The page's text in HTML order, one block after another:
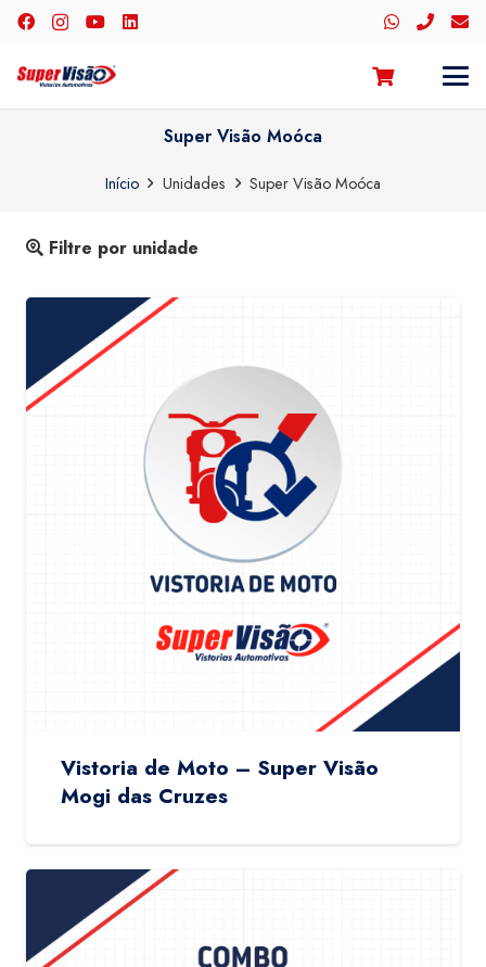
Super Visão Moóca
Início Unidades Super Visão Moóca
Filtre por unidade
Vistoria de Moto – Super Visão
Mogi das Cruzes